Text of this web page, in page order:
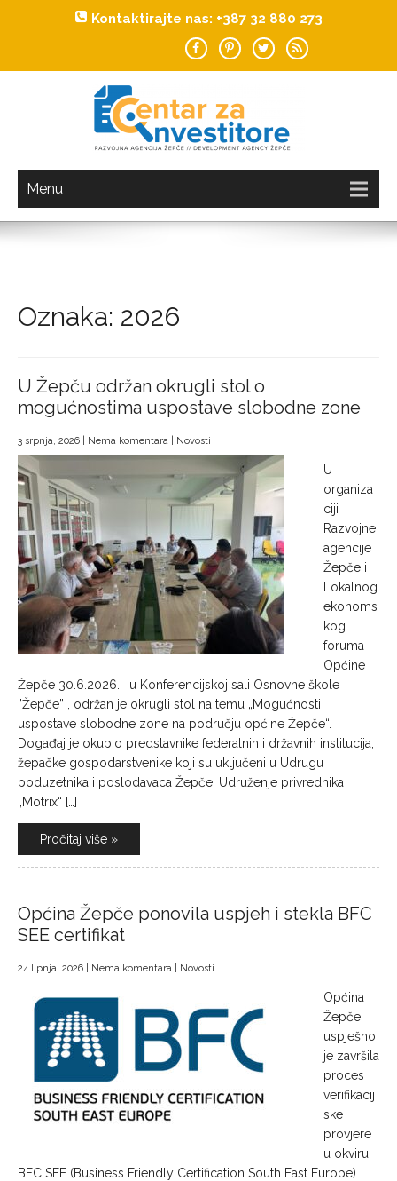
Kontaktirajte nas: +387 32 880 273
CENTAR ZA INVESTITORE
Menu
Oznaka: 2026
U Žepču održan okrugli stol o
mogućnostima uspostave slobodne zone
3 srpnja, 2026 Nema komentara Novosti
U
organiza
ciji
Razvojne
agencije
Žepče i
Lokalnog
ekonoms
kog
foruma
Općine
Žepče 30.6.2026., u Konferencijskoj sali Osnovne škole
”Žepče” , održan je okrugli stol na temu „Mogućnosti
uspostave slobodne zone na području općine Žepče“.
Događaj je okupio predstavnike federalnih i državnih institucija,
žepačke gospodarstvenike koji su uključeni u Udrugu
poduzetnika i poslodavaca Žepče, Udruženje privrednika
„Motrix“ […]
Pročitaj više »
Općina Žepče ponovila uspjeh i stekla BFC
SEE certifikat
24 lipnja, 2026 Nema komentara Novosti
Općina
Žepče
uspješno
je završila
proces
verifikacij
ske
provjere
u okviru
BFC SEE (Business Friendly Certification South East Europe)